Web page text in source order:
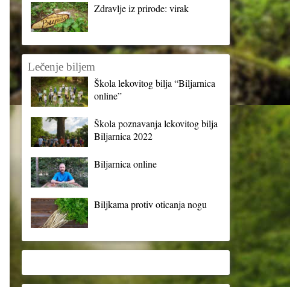
Zdravlje iz prirode: virak
Lečenje biljem
Škola lekovitog bilja “Biljarnica
online”
Škola poznavanja lekovitog bilja
Biljarnica 2022
Biljarnica online
Biljkama protiv oticanja nogu